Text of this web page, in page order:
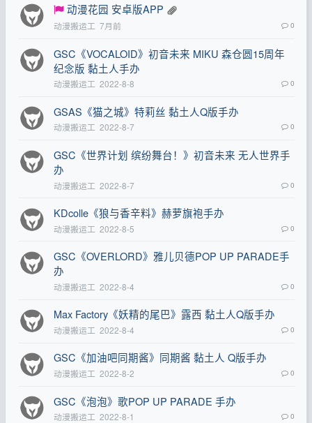
动漫花园 安卓版APP
动漫搬运工 7月前 0
GSC《VOCALOID》初音未来 MIKU 森仓圆15周年
纪念版 黏土人手办
动漫搬运工 2022-8-8 0
GSAS《猫之城》特莉丝 黏土人Q版手办
动漫搬运工 2022-8-7 0
GSC《世界计划 缤纷舞台！》初音未来 无人世界手
办
动漫搬运工 2022-8-7 0
KDcolle《狼与香辛料》赫萝旗袍手办
动漫搬运工 2022-8-5 0
GSC《OVERLORD》雅儿贝德POP UP PARADE手
办
动漫搬运工 2022-8-4 0
Max Factory《妖精的尾巴》露西 黏土人Q版手办
动漫搬运工 2022-8-4 0
GSC《加油吧同期酱》同期酱 黏土人 Q版手办
动漫搬运工 2022-8-2 0
GSC《泡泡》歌POP UP PARADE 手办
动漫搬运工 2022-8-1 0